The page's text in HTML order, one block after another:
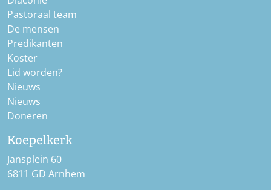
Pastoraal team
De mensen
Predikanten
Koster
Lid worden?
Nieuws
Nieuws
Doneren
Koepelkerk
Jansplein 60
6811 GD Arnhem